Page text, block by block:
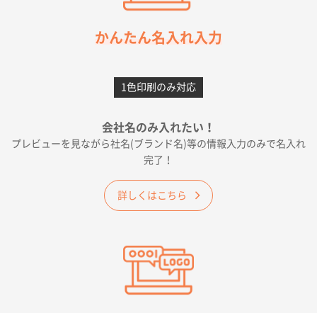
2026年05月21日 12:56
300枚
2026年05月19日 12:05
大阪府E社様
ワンポイントポリ袋 A4サイズ
2026年04月25日 17:53
納期が早そうだった
ワンポイントポリ袋 A4サイズ(黒)
2026年04月20日 14:28
お値打ちだったので
かんたん名入れ入力
1色印刷のみ対応
会社名のみ入れたい！
プレビューを見ながら社名(ブランド名)等の情報入力のみで名入れ
完了！
詳しくはこちら